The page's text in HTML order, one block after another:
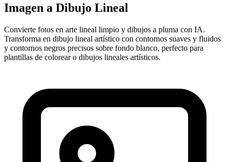
Imagen a Dibujo Lineal
Convierte fotos en arte lineal limpio y dibujos a pluma con IA.
Transforma en dibujo lineal artístico con contornos suaves y fluidos
y contornos negros precisos sobre fondo blanco, perfecto para
plantillas de colorear o dibujos lineales artísticos.